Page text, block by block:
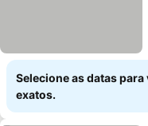
Selecione as datas
exatos.